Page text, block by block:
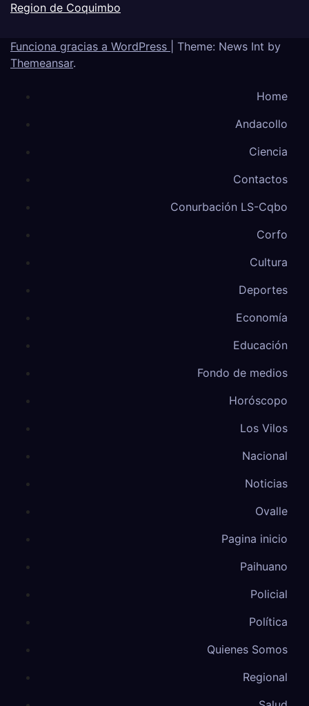
Region de Coquimbo
Funciona gracias a WordPress
Theme: News Int by
Themeansar.
Home
Andacollo
Ciencia
Contactos
Conurbación LS-Cqbo
Corfo
Cultura
Deportes
Economía
Educación
Fondo de medios
Horóscopo
Los Vilos
Nacional
Noticias
Ovalle
Pagina inicio
Paihuano
Policial
Política
Quienes Somos
Regional